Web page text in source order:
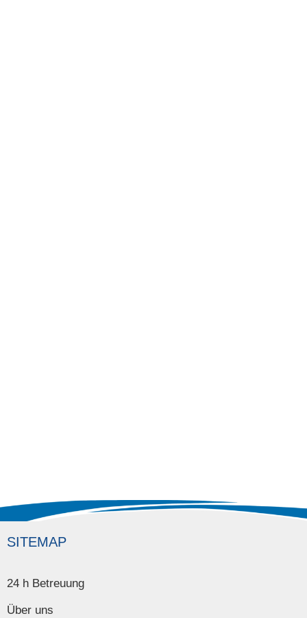
SITEMAP
24 h Betreuung
Über uns